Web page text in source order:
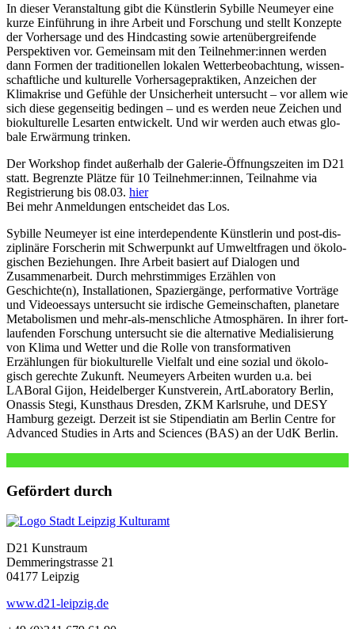
In die­ser Veranstaltung gibt die Künstlerin Sybille Neumeyer eine
kur­ze Einführung in ihre Arbeit und Forschung und stellt Konzepte
der Vorhersage und des Hindcasting sowie arten­über­grei­fen­de
Perspektiven vor. Gemeinsam mit den Teilnehmer:innen wer­den
dann Formen der tra­di­tio­nel­len loka­len Wetterbeobachtung, wis­sen­
schaft­li­che und kul­tu­rel­le Vorhersagepraktiken, Anzeichen der
Klimakrise und Gefühle der Unsicherheit unter­sucht – vor allem wie
sich die­se gegen­sei­tig bedin­gen – und es wer­den neue Zeichen und
bio­kul­tu­rel­le Lesarten ent­wi­ckelt. Und wir wer­den auch etwas glo­
ba­le Erwärmung trinken.
Der Workshop fin­det außer­halb der Galerie-Öffnungszeiten im D21
statt. Begrenzte Plätze für 10 Teilnehmer:innen, Teilnahme via
Registrierung bis 08.03. hier
Bei mehr Anmeldungen ent­schei­det das Los.
Sybille Neumeyer ist eine inter­de­pen­den­te Künstlerin und post-dis­
zi­pli­nä­re Forscherin mit Schwerpunkt auf Umweltfragen und öko­lo­
gi­schen Beziehungen. Ihre Arbeit basiert auf Dialogen und
Zusammenarbeit. Durch mehr­stim­mi­ges Erzählen von
Geschichte(n), Installationen, Spaziergänge, per­for­ma­ti­ve Vorträge
und Videoessays unter­sucht sie irdi­sche Gemeinschaften, pla­ne­ta­re
Metabolismen und mehr-als-mensch­li­che Atmosphären. In ihrer fort­
lau­fen­den Forschung unter­sucht sie die alter­na­ti­ve Medialisierung
von Klima und Wetter und die Rolle von trans­for­ma­ti­ven
Erzählungen für bio­kul­tu­rel­le Vielfalt und eine sozi­al und öko­lo­
gisch gerech­te Zukunft. Neumeyers Arbeiten wur­den u.a. bei
LABoral Gijon, Heidelberger Kunstverein, ArtLaboratory Berlin,
Onassis Stegi, Kunsthaus Dresden, ZKM Karlsruhe, und DESY
Hamburg gezeigt. Derzeit ist sie Stipendiatin am Berlin Centre for
Advanced Studies in Arts and Sciences (BAS) an der UdK Berlin.
Gefördert durch
D21 Kunstraum
Demmeringstrasse 21
04177 Leipzig
www.d21-leipzig.de